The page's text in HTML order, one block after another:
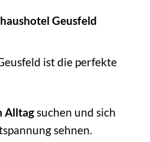
Geusfeld
ist die perfekte
Alltagsuchen und sich
sehnen.